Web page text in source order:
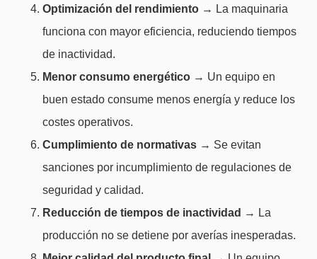
Optimización del rendimiento → La maquinaria
funciona con mayor eficiencia, reduciendo tiempos
de inactividad.
Menor consumo energético → Un equipo en
buen estado consume menos energía y reduce los
costes operativos.
Cumplimiento de normativas → Se evitan
sanciones por incumplimiento de regulaciones de
seguridad y calidad.
Reducción de tiempos de inactividad → La
producción no se detiene por averías inesperadas.